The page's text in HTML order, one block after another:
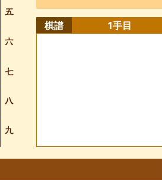
棋譜 1手目